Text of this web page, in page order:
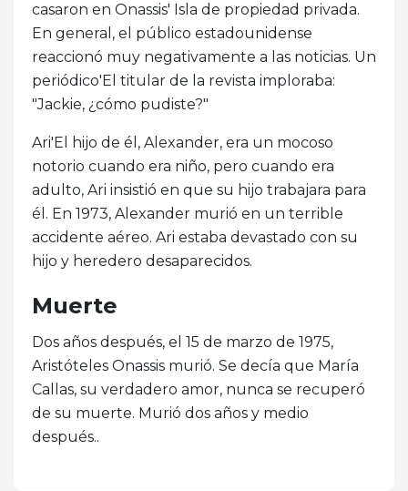
casaron en Onassis' Isla de propiedad privada.
En general, el público estadounidense
reaccionó muy negativamente a las noticias. Un
periódico'El titular de la revista imploraba:
"Jackie, ¿cómo pudiste?"
Ari'El hijo de él, Alexander, era un mocoso
notorio cuando era niño, pero cuando era
adulto, Ari insistió en que su hijo trabajara para
él. En 1973, Alexander murió en un terrible
accidente aéreo. Ari estaba devastado con su
hijo y heredero desaparecidos.
Muerte
Dos años después, el 15 de marzo de 1975,
Aristóteles Onassis murió. Se decía que María
Callas, su verdadero amor, nunca se recuperó
de su muerte. Murió dos años y medio
después..